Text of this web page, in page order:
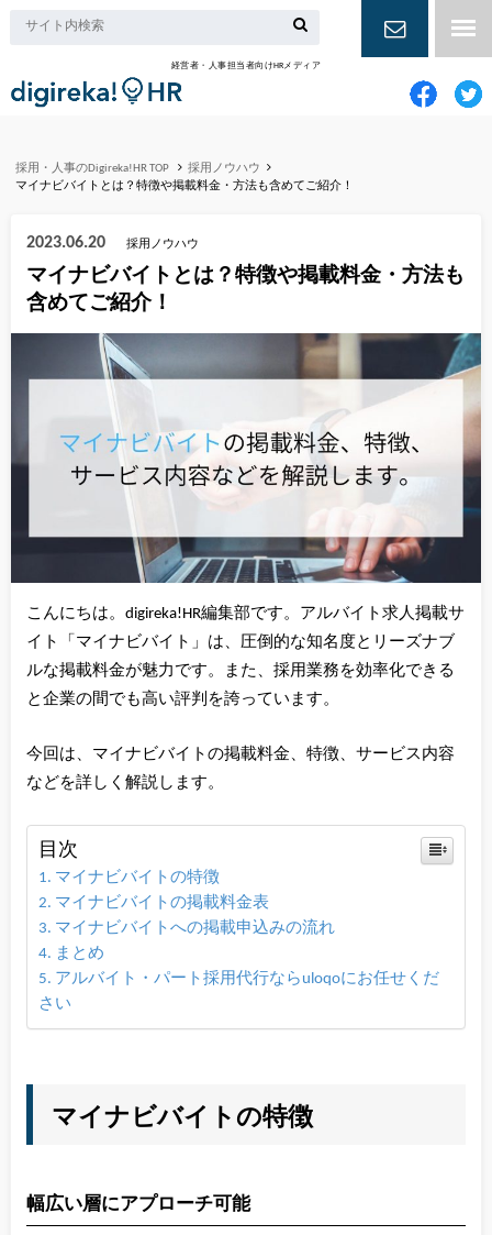
経営者・人事担当者向けHRメディア
お問い合
採用・人事のDigireka!HR TOP
採用ノウハウ
マイナビバイトとは？特徴や掲載料金・方法も含めてご紹介！
2023.06.20 採用ノウハウ
マイナビバイトとは？特徴や掲載料金・方法も
含めてご紹介！
こんにちは。digireka!HR編集部です。アルバイト求人掲載サ
イト「マイナビバイト」は、圧倒的な知名度とリーズナブ
ルな掲載料金が魅力です。また、採用業務を効率化できる
と企業の間でも高い評判を誇っています。
今回は、マイナビバイトの掲載料金、特徴、サービス内容
などを詳しく解説します。
目次
マイナビバイトの特徴
マイナビバイトの掲載料金表
マイナビバイトへの掲載申込みの流れ
まとめ
アルバイト・パート採用代行ならuloqoにお任せくだ
さい
マイナビバイトの特徴
幅広い層にアプローチ可能